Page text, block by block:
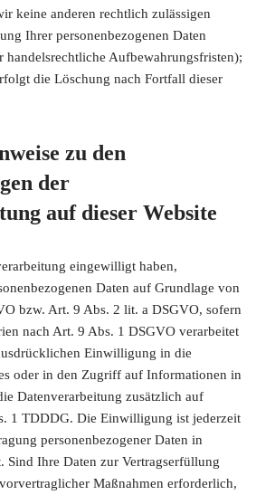
keine anderen rechtlich zulässigen
Ihrer personenbezogenen Daten
handelsrechtliche Aufbewahrungsfristen);
die Löschung nach Fortfall dieser
zu den
der
auf dieser Website
eingewilligt haben,
Daten auf Grundlage von
bzw. Art. 9 Abs. 2 lit. a DSGVO, sofern
nach Art. 9 Abs. 1 DSGVO verarbeitet
Einwilligung in die
oder in den Zugriff auf Informationen in
Datenverarbeitung zusätzlich auf
1 TDDDG. Die Einwilligung ist jederzeit
personenbezogener Daten in
Sind Ihre Daten zur Vertragserfüllung
Maßnahmen erforderlich,